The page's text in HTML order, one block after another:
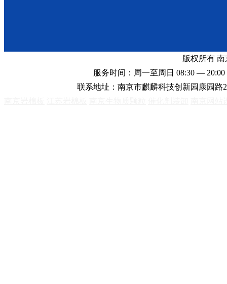
版权所有
服务时间：周一至周日 08:30 —
联系地址：南京市麒麟科技创新园康园